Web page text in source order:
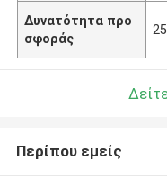
Δυνατότητα προ
σφοράς
Περίπου εμείς